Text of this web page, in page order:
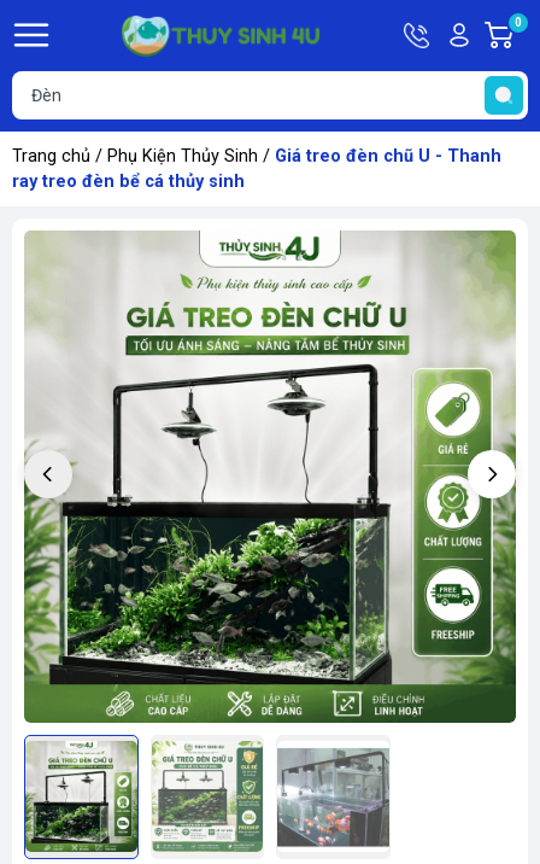
HotlineTài
khoản
Hello,
Khách
0
Trang chủ / Phụ Kiện Thủy Sinh / Giá treo đèn chũ U - Thanh
ray treo đèn bể cá thủy sinh